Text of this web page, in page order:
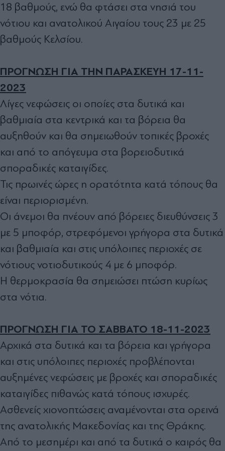
18 βαθμούς, ενώ θα φτάσει στα νησιά του
νότιου και ανατολικού Αιγαίου τους 23 με 25
βαθμούς Κελσίου.
ΠΡΟΓΝΩΣΗ ΓΙΑ ΤΗΝ ΠΑΡΑΣΚΕΥΗ 17-11-
2023
Λίγες νεφώσεις οι οποίες στα δυτικά και
βαθμιαία στα κεντρικά και τα βόρεια θα
αυξηθούν και θα σημειωθούν τοπικές βροχές
και από το απόγευμα στα βορειοδυτικά
σποραδικές καταιγίδες.
Τις πρωινές ώρες η ορατότητα κατά τόπους θα
είναι περιορισμένη.
Οι άνεμοι θα πνέουν από βόρειες διευθύνσεις 3
με 5 μποφόρ, στρεφόμενοι γρήγορα στα δυτικά
και βαθμιαία και στις υπόλοιπες περιοχές σε
νότιους νοτιοδυτικούς 4 με 6 μποφόρ.
Η θερμοκρασία θα σημειώσει πτώση κυρίως
στα νότια.
ΠΡΟΓΝΩΣΗ ΓΙΑ ΤΟ ΣΑΒΒΑΤΟ 18-11-2023
Αρχικά στα δυτικά και τα βόρεια και γρήγορα
και στις υπόλοιπες περιοχές προβλέπονται
αυξημένες νεφώσεις με βροχές και σποραδικές
καταιγίδες πιθανώς κατά τόπους ισχυρές.
Ασθενείς χιονοπτώσεις αναμένονται στα ορεινά
της ανατολικής Μακεδονίας και της Θράκης.
Από το μεσημέρι και από τα δυτικά ο καιρός θα